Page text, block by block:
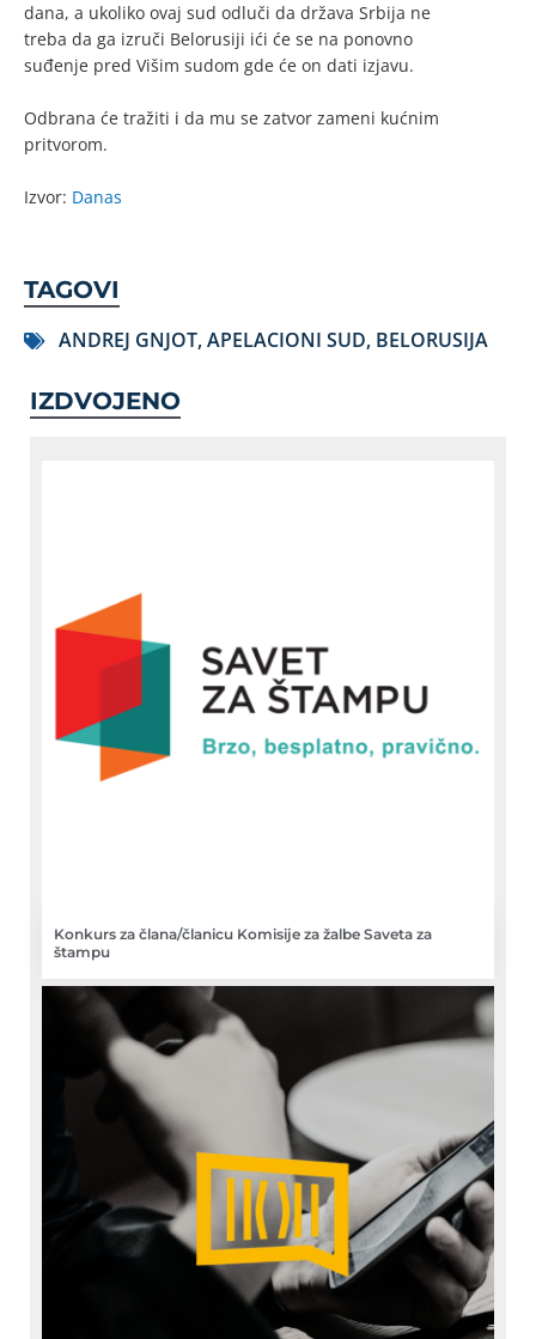
dana, a ukoliko ovaj sud odluči da država Srbija ne
treba da ga izruči Belorusiji ići će se na ponovno
suđenje pred Višim sudom gde će on dati izjavu.
Odbrana će tražiti i da mu se zatvor zameni kućnim
pritvorom.
Izvor: Danas
TAGOVI
ANDREJ GNJOT,APELACIONI SUD, BELORUSIJA
IZDVOJENO
Konkurs za člana/članicu Komisije za žalbe Saveta za
štampu